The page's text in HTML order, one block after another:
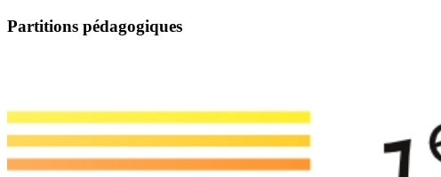
Partitions pédagogiques